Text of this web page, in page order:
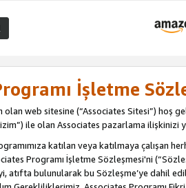
İşletme
olan web sitesine (“Associates Sitesi”) hoş
ile olan Associates pazarlama ilişkinizi
katılan veya katılmaya çalışan
Programı İşletme Sözleşmesi'ni
atıfta bulunularak bu Sözleşme’ye dahil